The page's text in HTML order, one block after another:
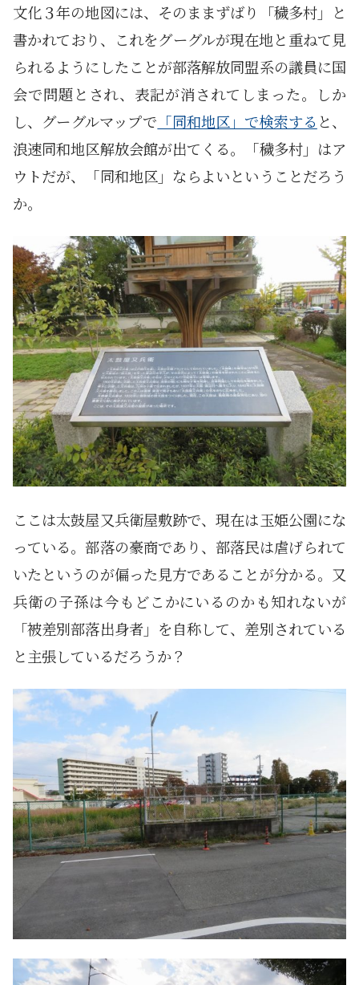
文化３年の地図には、そのままずばり「穢多村」と
書かれており、これをグーグルが現在地と重ねて見
られるようにしたことが部落解放同盟系の議員に国
会で問題とされ、表記が消されてしまった。しか
し、グーグルマップで 「同和地区」で検索する と、
浪速同和地区解放会館が出てくる。「穢多村」はア
ウトだが、「同和地区」ならよいということだろう
か。
ここは太鼓屋又兵衛屋敷跡で、現在は玉姫公園にな
っている。部落の豪商であり、部落民は虐げられて
いたというのが偏った見方であることが分かる。又
兵衛の子孫は今もどこかにいるのかも知れないが
「被差別部落出身者」を自称して、差別されている
と主張しているだろうか？